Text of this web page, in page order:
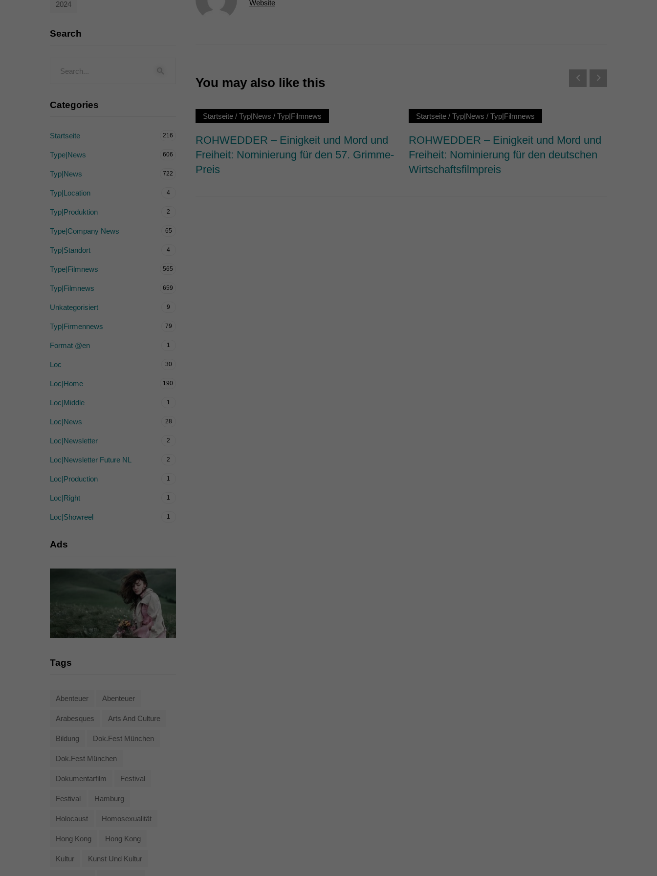
Website
You may also like this
Startseite/ Typ|News / Typ|Filmnews
ROHWEDDER – Einigkeit und Mord und
Freiheit: Nominierung für den 57. Grimme-
Preis
Startseite/ Typ|News / Typ|Filmnews
ROHWEDDER – Einigkeit und Mord und
Freiheit: Nominierung für den deutschen
Wirtschaftsfilmpreis
2024
Search
Categories
Startseite 216
Type|News 606
Typ|News 722
Typ|Location 4
Typ|Produktion 2
Type|Company News 65
Typ|Standort 4
Type|Filmnews 565
Typ|Filmnews 659
Unkategorisiert 9
Typ|Firmennews 79
Format @en 1
Loc 30
Loc|Home 190
Loc|Middle 1
Loc|News 28
Loc|Newsletter 2
Loc|Newsletter Future NL 2
Loc|Production 1
Loc|Right 1
Loc|Showreel 1
Ads
Tags
Abenteuer Abenteuer
Arabesques Arts And Culture
Bildung Dok.fest München
Dok.fest München
Dokumentarfilm Festival
Festival Hamburg
Holocaust Homosexualität
Hong Kong Hong Kong
Kultur Kunst Und Kultur
Externe Medien (7)